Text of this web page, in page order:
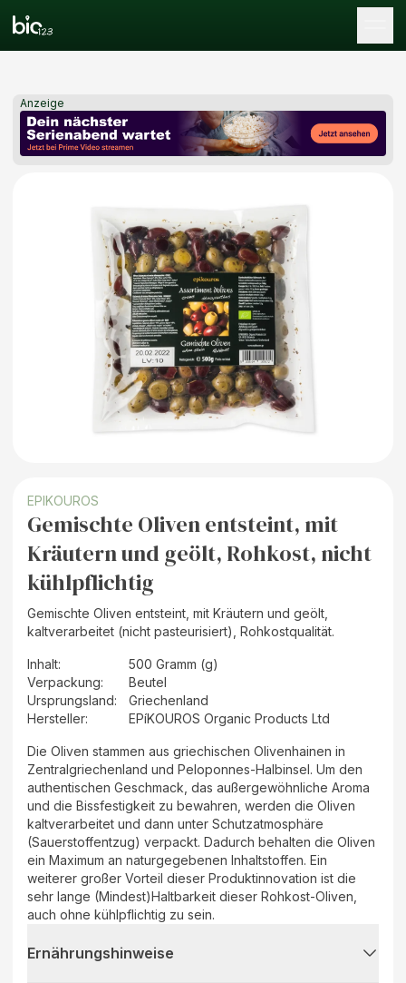
Anzeige
EPIKOUROS
Gemischte Oliven entsteint, mit
Kräutern und geölt, Rohkost, nicht
kühlpflichtig
Gemischte Oliven entsteint, mit Kräutern und geölt,
kaltverarbeitet (nicht pasteurisiert), Rohkostqualität.
Inhalt:
500 Gramm (g)
Verpackung:
Beutel
Ursprungsland:
Griechenland
Hersteller: EPíKOUROS Organic Products Ltd
Die Oliven stammen aus griechischen Olivenhainen in
Zentralgriechenland und Peloponnes-Halbinsel. Um den
authentischen Geschmack, das außergewöhnliche Aroma
und die Bissfestigkeit zu bewahren, werden die Oliven
kaltverarbeitet und dann unter Schutzatmosphäre
(Sauerstoffentzug) verpackt. Dadurch behalten die Oliven
ein Maximum an naturgegebenen Inhaltstoffen. Ein
weiterer großer Vorteil dieser Produktinnovation ist die
sehr lange (Mindest)Haltbarkeit dieser Rohkost-Oliven,
auch ohne kühlpflichtig zu sein.
Ernährungshinweise